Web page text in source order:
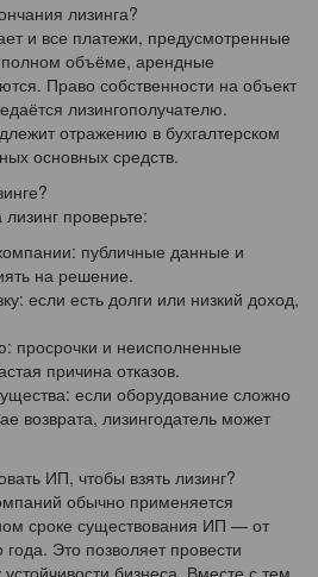
лизинга?
и все платежи, предусмотренные
объёме, арендные
Право собственности на объект
лизингополучателю.
отражению в бухгалтерском
основных средств.
проверьте:
публичные данные и
на решение.
если есть долги или низкий доход,
просрочки и неисполненные
причина отказов.
если оборудование сложно
возврата, лизингодатель может
ИП, чтобы взять лизинг?
обычно применяется
сроке существования ИП — от
Это позволяет провести
бизнеса. Вместе с тем